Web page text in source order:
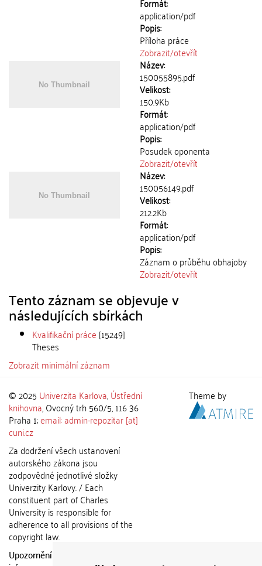
application/pdf
Popis:
Příloha práce
Zobrazit/otevřít
Název:
150055895.pdf
Velikost:
150.9Kb
Formát:
application/pdf
Popis:
Posudek oponenta
Zobrazit/otevřít
Název:
150056149.pdf
Velikost:
212.2Kb
Formát:
application/pdf
Popis:
Záznam o průběhu obhajoby
Zobrazit/otevřít
Tento záznam se objevuje v
následujících sbírkách
Kvalifikační práce [15249]
Theses
Zobrazit minimální záznam
© 2025 Univerzita Karlova,Ústřední
knihovna, Ovocný trh 560/5, 116 36
Praha 1;email: admin-repozitar [at]
cuni.cz
Za dodržení všech ustanovení
autorského zákona jsou
zodpovědné jednotlivé složky
Univerzity Karlovy. / Each
constituent part of Charles
University is responsible for
adherence to all provisions of the
copyright law.
Upozornění / Notice:
Theme by